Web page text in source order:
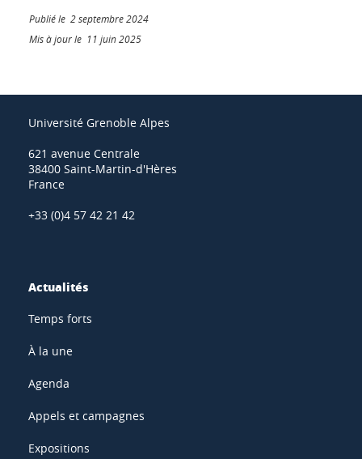
Publié le 2 septembre 2024
Mis à jour le 11 juin 2025
Université Grenoble Alpes
621 avenue Centrale
38400 Saint-Martin-d'Hères
France
+33 (0)4 57 42 21 42
Actualités
Temps forts
À la une
Agenda
Appels et campagnes
Expositions